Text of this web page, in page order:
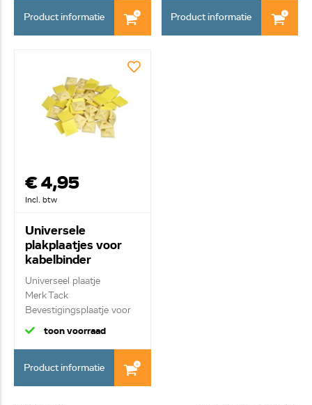
Product informatie Product informatie
€ 4,95
Incl. btw
Universele
plakplaatjes voor
kabelbinder
40x40mm 37351
37351
Universeel plaatje
Merk Tack
Bevestigingsplaatje voor
bund...
toon voorraad
Product informatie